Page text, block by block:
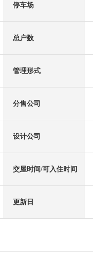
停车场
总户数
管理形式
分售公司
设计公司
交屋时间/可入住时间
更新日